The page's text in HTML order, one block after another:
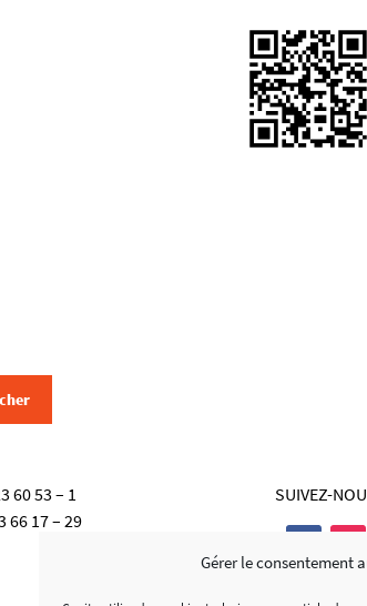
Gérer le consentement
60 53 – 1
66 17 – 29
SUIVEZ-